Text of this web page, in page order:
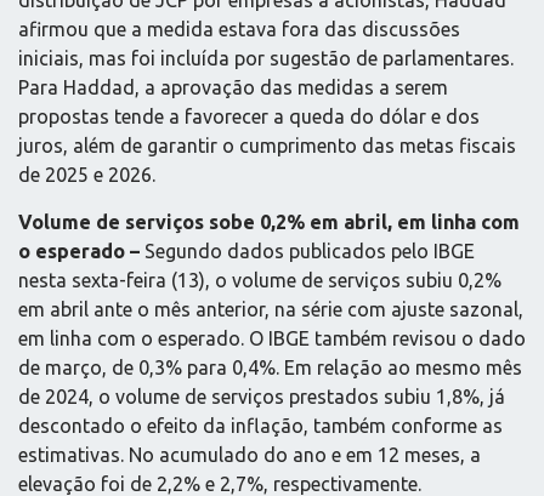
afirmou que a medida estava fora das discussões
iniciais, mas foi incluída por sugestão de parlamentares.
Para Haddad, a aprovação das medidas a serem
propostas tende a favorecer a queda do dólar e dos
juros, além de garantir o cumprimento das metas fiscais
de 2025 e 2026.
Volume de serviços sobe 0,2% em abril, em linha com
o esperado – Segundo dados publicados pelo IBGE
nesta sexta-feira (13), o volume de serviços subiu 0,2%
em abril ante o mês anterior, na série com ajuste sazonal,
em linha com o esperado. O IBGE também revisou o dado
de março, de 0,3% para 0,4%. Em relação ao mesmo mês
de 2024, o volume de serviços prestados subiu 1,8%, já
descontado o efeito da inflação, também conforme as
estimativas. No acumulado do ano e em 12 meses, a
elevação foi de 2,2% e 2,7%, respectivamente.